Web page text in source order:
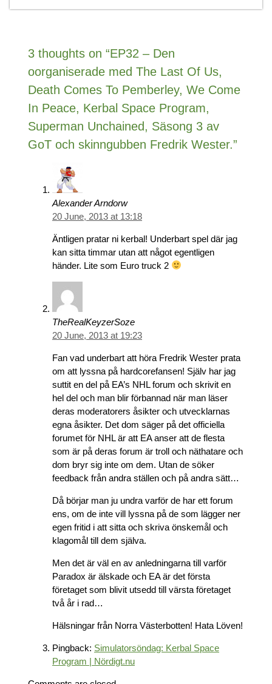
3 thoughts on “EP32 – Den
oorganiserade med The Last Of Us,
Death Comes To Pemberley, We Come
In Peace, Kerbal Space Program,
Superman Unchained, Säsong 3 av
GoT och skinngubben Fredrik Wester.”
Alexander Arndorw
20 June, 2013 at 13:18
Äntligen pratar ni kerbal! Underbart spel där jag
kan sitta timmar utan att något egentligen
händer. Lite som Euro truck 2
TheRealKeyzerSoze
20 June, 2013 at 19:23
Fan vad underbart att höra Fredrik Wester prata
om att lyssna på hardcorefansen! Själv har jag
suttit en del på EA’s NHL forum och skrivit en
hel del och man blir förbannad när man läser
deras moderatorers åsikter och utvecklarnas
egna åsikter. Det dom säger på det officiella
forumet för NHL är att EA anser att de flesta
som är på deras forum är troll och näthatare och
dom bryr sig inte om dem. Utan de söker
feedback från andra ställen och på andra sätt…
Då börjar man ju undra varför de har ett forum
ens, om de inte vill lyssna på de som lägger ner
egen fritid i att sitta och skriva önskemål och
klagomål till dem själva.
Men det är väl en av anledningarna till varför
Paradox är älskade och EA är det första
företaget som blivit utsedd till värsta företaget
två år i rad…
Hälsningar från Norra Västerbotten! Hata Löven!
Pingback: Simulatorsöndag: Kerbal Space
Program | Nördigt.nu